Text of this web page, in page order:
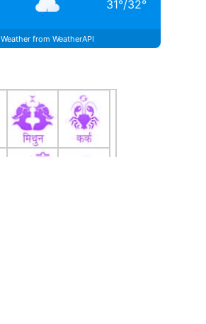
31°/32°
Weather from WeatherAPI